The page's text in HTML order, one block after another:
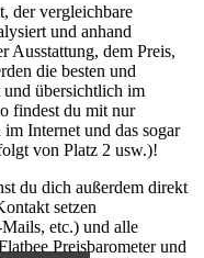
der vergleichbare
und anhand
Ausstattung, dem Preis,
die besten und
und übersichtlich im
findest du mit nur
im Internet und das sogar
von Platz 2 usw.)!
du dich außerdem direkt
setzen
etc.) und alle
Preisbarometer und